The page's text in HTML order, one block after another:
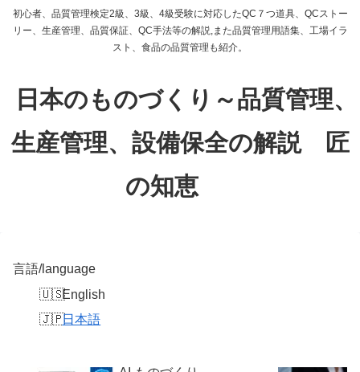
初心者、品質管理検定2級、3級、4級受験に対応したQC７つ道具、QCストー
リー、生産管理、品質保証、QC手法等の解説,また品質管理用語集、工場イラ
スト、食品の品質管理も紹介。
日本のものづくり～品質管理、
生産管理、設備保全の解説 匠
の知恵
言語/language
English
日本語